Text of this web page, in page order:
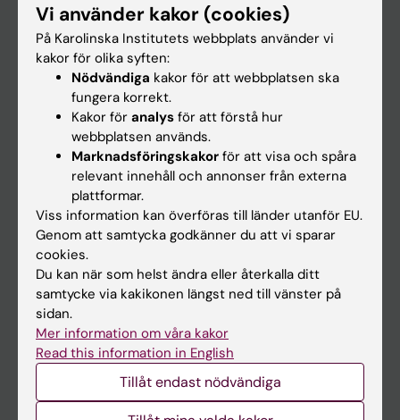
Utbildning
Forskarutbildning
Forskning
Kalender
Student
Ladok
Canvas
Schema
Studentmejlen
Vi använder kakor (cookies)
På Karolinska Institutets webbplats använder vi
kakor för olika syften:
Nödvändiga kakor för att webbplatsen ska
fungera korrekt.
Kakor för analys för att förstå hur
webbplatsen används.
Marknadsföringskakor för att visa och spåra
relevant innehåll och annonser från externa
plattformar.
Viss information kan överföras till länder utanför EU.
Genom att samtycka godkänner du att vi sparar
cookies.
Du kan när som helst ändra eller återkalla ditt
samtycke via kakikonen längst ned till vänster på
sidan.
Mer information om våra kakor
Read this information in English
Tillåt endast nödvändiga